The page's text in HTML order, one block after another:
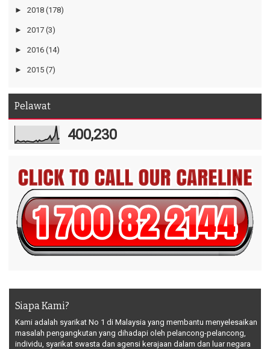
► 2018 (178)
► 2017 (3)
► 2016 (14)
► 2015 (7)
Pelawat
400,230
Siapa Kami?
Kami adalah syarikat No 1 di Malaysia yang membantu menyelesaikan
masalah pengangkutan yang dihadapi oleh pelancong-pelancong,
individu, syarikat swasta dan agensi kerajaan dalam dan luar negara